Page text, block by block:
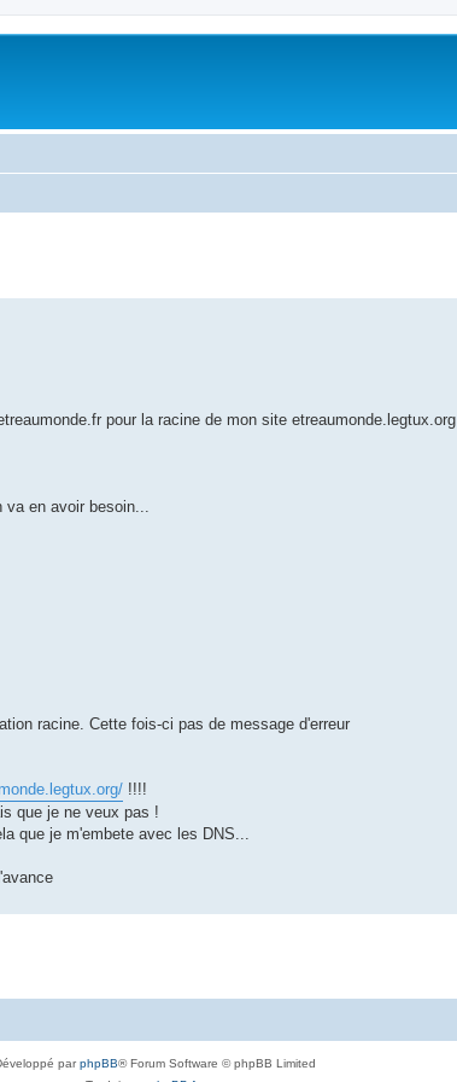
pour la racine de mon site etreaumonde.legtux.org
en avoir besoin...
racine. Cette fois-ci pas de message d'erreur
!!!!
que je ne veux pas !
que je m'embete avec les DNS...
parphpBB® Forum Software © phpBB Limited